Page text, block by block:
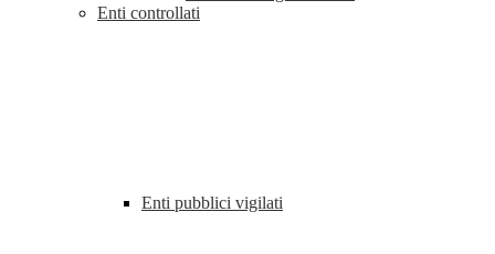
Enti controllati
Enti pubblici vigilati